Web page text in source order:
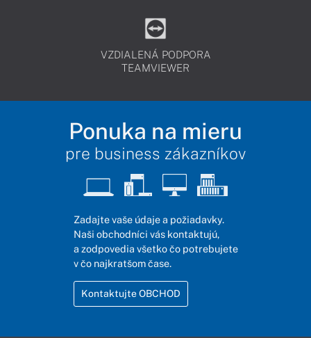
VZDIALENÁ PODPORA
TEAMVIEWER
Ponuka na mieru
pre business zákazníkov
Zadajte vaše údaje a požiadavky.
Naši obchodníci vás kontaktujú,
a zodpovedia všetko čo potrebujete
v čo najkratšom čase.
Kontaktujte OBCHOD